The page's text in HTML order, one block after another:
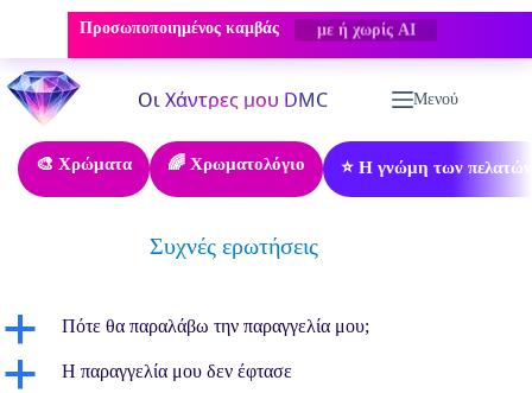
Προσωποποιημένος καμβάς με ή χωρίς AI
Μετάβαση
στο
περιεχόμενο
Μενού
🎨 Χρώματα 🌈 Χρωματολόγιο ⭐ Η γνώμη των πελατών
Συχνές ερωτήσεις
a Πότε θα παραλάβω την παραγγελία μου;
a Η παραγγελία μου δεν έφτασε